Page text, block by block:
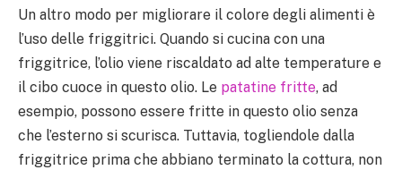
Un altro modo per migliorare il colore degli alimenti è
l’uso delle friggitrici. Quando si cucina con una
friggitrice, l’olio viene riscaldato ad alte temperature e
il cibo cuoce in questo olio. Le patatine fritte, ad
esempio, possono essere fritte in questo olio senza
che l’esterno si scurisca. Tuttavia, togliendole dalla
friggitrice prima che abbiano terminato la cottura, non